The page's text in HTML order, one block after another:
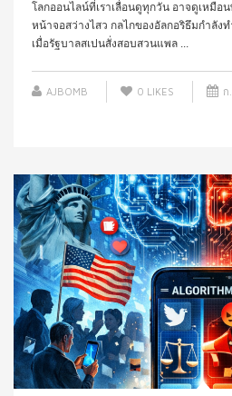
โลกออนไลน์ที่เราเลื่อนดูทุกวัน อาจดูเหมือ
หน้าจอสว่างไสว กลไกของอัลกอริธึมกำลังท
เมื่อรัฐบาลสเปนสั่งสอบสวนแพล ...
AJBOMB 0 LIKES ก